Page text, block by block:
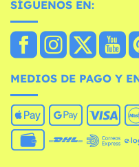
SÍGUENOS EN:
MEDIOS DE PAGO Y